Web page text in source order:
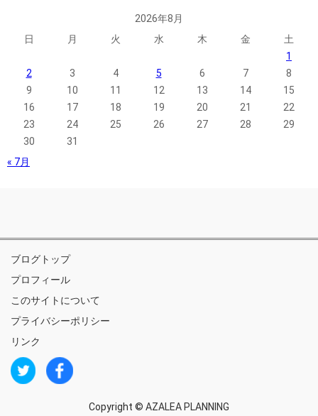
2026年8月
日
月 火 水 木 金
土
1
2
3 4 5 6 7
8
9
10 11 12 13 14
15
16
17 18 19 20 21
22
23
24 25 26 27 28
29
30
31
« 7月
ブログトップ
プロフィール
このサイトについて
プライバシーポリシー
リンク
Copyright © AZALEA PLANNING